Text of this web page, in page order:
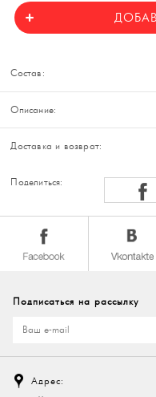
Состав:
Описание:
Доставка и возврат:
Поделиться:
Подписаться на рассылку
Адрес: